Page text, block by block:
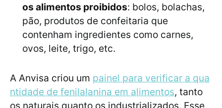
os alimentos proibidos: bolos, bolachas,
pão, produtos de confeitaria que
contenham ingredientes como carnes,
ovos, leite, trigo, etc.
A Anvisa criou um painel para verificar a qua
ntidade de fenilalanina em alimentos, tanto
os naturais quanto os industrializados. Esse